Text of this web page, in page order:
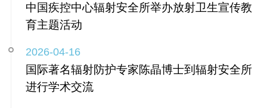
中国疾控中心辐射安全所举办放射卫生宣传教
育主题活动
2026-04-16
国际著名辐射防护专家陈晶博士到辐射安全所
进行学术交流